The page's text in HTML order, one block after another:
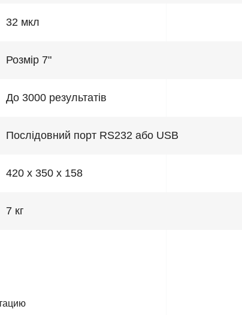
32 мкл
Розмір 7ʺ
До 3000 результатів
Послідовний порт RS232 або USB
420 х 350 х 158
7 кг